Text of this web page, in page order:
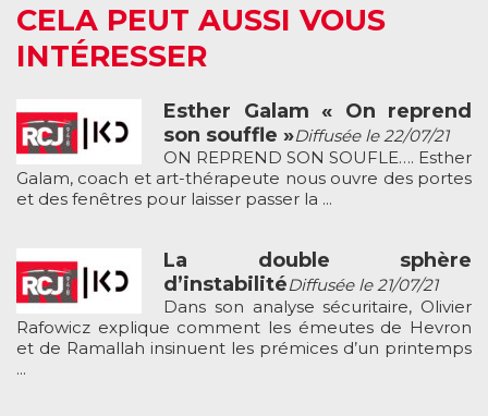
CELA PEUT AUSSI VOUS
INTÉRESSER
Esther Galam « On reprend
son souffle »Diffusée le 22/07/21
ON REPREND SON SOUFLE…. Esther
Galam, coach et art-thérapeute nous ouvre des portes
et des fenêtres pour laisser passer la ...
La double sphère
d’instabilitéDiffusée le 21/07/21
Dans son analyse sécuritaire, Olivier
Rafowicz explique comment les émeutes de Hevron
et de Ramallah insinuent les prémices d’un printemps
...